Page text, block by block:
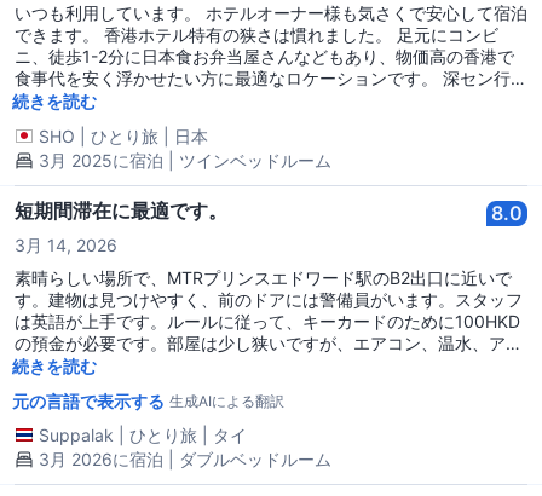
いつも利用しています。 ホテルオーナー様も気さくで安心して宿泊
できます。 香港ホテル特有の狭さは慣れました。 足元にコンビ
ニ、徒歩1-2分に日本食お弁当屋さんなどもあり、物価高の香港で
食事代を安く浮かせたい方に最適なロケーションです。 深セン行き
バスも徒歩2-3分の場所から出ています。
続きを読む
SHO
ひとり旅
日本
3月 2025に宿泊 | ツインベッドルーム
短期間滞在に最適です。 8.0
3月 14, 2026
素晴らしい場所で、MTRプリンスエドワード駅のB2出口に近いで
す。建物は見つけやすく、前のドアには警備員がいます。スタッフ
は英語が上手です。ルールに従って、キーカードのために100HKD
の預金が必要です。部屋は少し狭いですが、エアコン、温水、アメ
ニティ（シャワージェル、シャンプー、歯磨き粉、歯ブラシ、タオ
ル）が揃っていて、外は静かです。大きな荷物を持たない一人旅に
は良い選択です。
続きを読む
元の言語で表示する 生成AIによる翻訳
Suppalak ひとり旅
タイ
3月 2026に宿泊 | ダブルベッドルーム